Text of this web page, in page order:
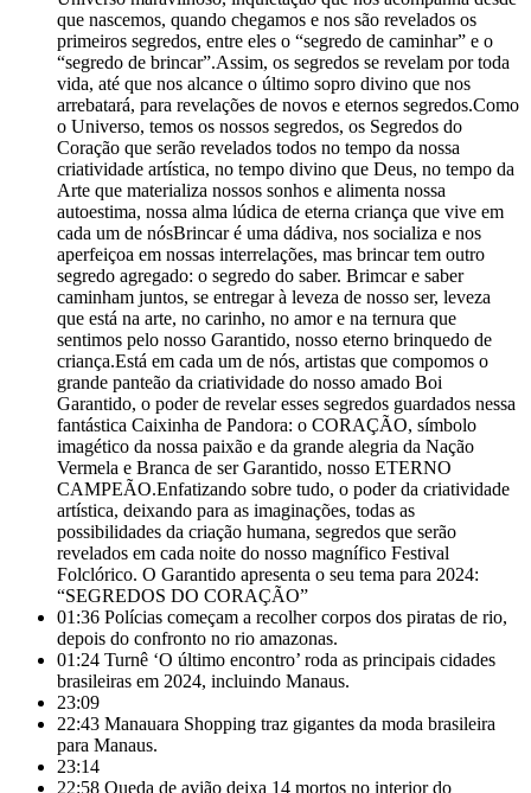
que nascemos, quando chegamos e nos são revelados os
primeiros segredos, entre eles o “segredo de caminhar” e o
“segredo de brincar”.Assim, os segredos se revelam por toda
vida, até que nos alcance o último sopro divino que nos
arrebatará, para revelações de novos e eternos segredos.Como
o Universo, temos os nossos segredos, os Segredos do
Coração que serão revelados todos no tempo da nossa
criatividade artística, no tempo divino que Deus, no tempo da
Arte que materializa nossos sonhos e alimenta nossa
autoestima, nossa alma lúdica de eterna criança que vive em
cada um de nósBrincar é uma dádiva, nos socializa e nos
aperfeiçoa em nossas interrelações, mas brincar tem outro
segredo agregado: o segredo do saber. Brimcar e saber
caminham juntos, se entregar à leveza de nosso ser, leveza
que está na arte, no carinho, no amor e na ternura que
sentimos pelo nosso Garantido, nosso eterno brinquedo de
criança.Está em cada um de nós, artistas que compomos o
grande panteão da criatividade do nosso amado Boi
Garantido, o poder de revelar esses segredos guardados nessa
fantástica Caixinha de Pandora: o CORAÇÃO, símbolo
imagético da nossa paixão e da grande alegria da Nação
Vermela e Branca de ser Garantido, nosso ETERNO
CAMPEÃO.Enfatizando sobre tudo, o poder da criatividade
artística, deixando para as imaginações, todas as
possibilidades da criação humana, segredos que serão
revelados em cada noite do nosso magnífico Festival
Folclórico. O Garantido apresenta o seu tema para 2024:
“SEGREDOS DO CORAÇÃO”
01:36 Polícias começam a recolher corpos dos piratas de rio,
depois do confronto no rio amazonas.
01:24 Turnê ‘O último encontro’ roda as principais cidades
brasileiras em 2024, incluindo Manaus.
23:09
22:43 Manauara Shopping traz gigantes da moda brasileira
para Manaus.
23:14
22:58 Queda de avião deixa 14 mortos no interior do